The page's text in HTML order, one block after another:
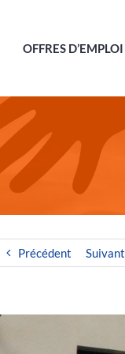
OFFRES D’EMPLOI
Précédent Suivant